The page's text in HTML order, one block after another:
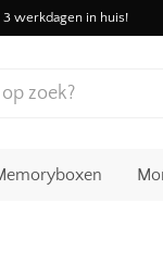
3 werkdagen in huis!